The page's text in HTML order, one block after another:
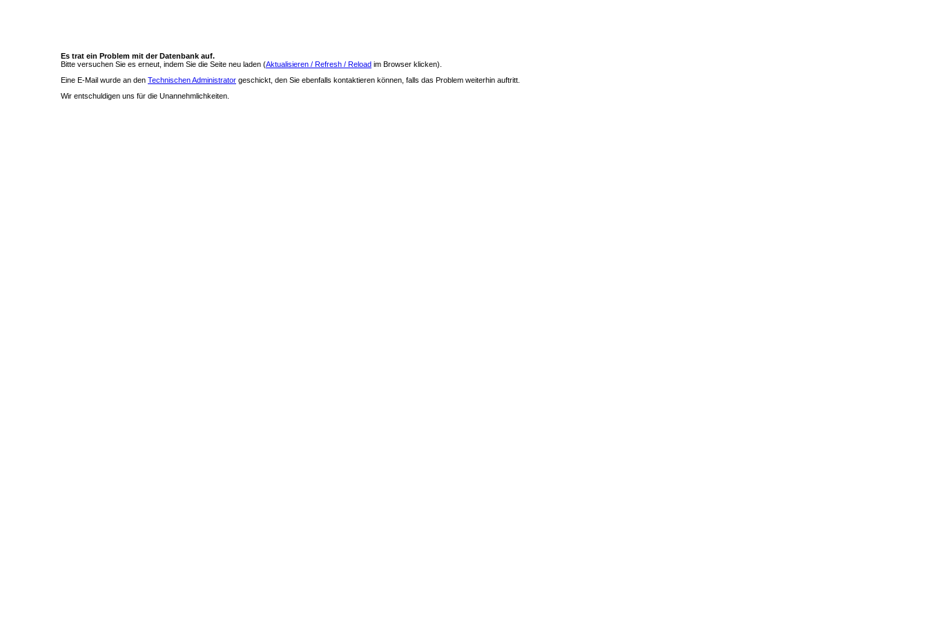
Es trat ein Problem mit der Datenbank auf.
Bitte versuchen Sie es erneut, indem Sie die Seite neu laden (Aktualisieren / Refresh / Reload im Browser klicken).
Eine E-Mail wurde an den Technischen Administrator geschickt, den Sie ebenfalls kontaktieren können, falls das Problem weiterhin auftritt.
Wir entschuldigen uns für die Unannehmlichkeiten.